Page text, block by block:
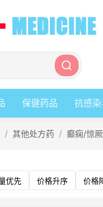
保健药品 抗感
/ 其他处方药 / 癫痫/惊厥
优先 价格升序 价格